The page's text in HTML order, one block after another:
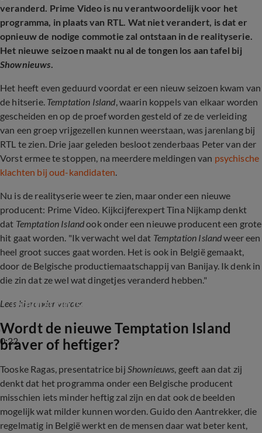
veranderd. Prime Video is nu verantwoordelijk voor het
programma, in plaats van RTL. Wat niet verandert, is dat er
opnieuw de nodige commotie zal ontstaan in de realityserie.
Het nieuwe seizoen maakt nu al de tongen los aan tafel bij
Shownieuws.
Het heeft even geduurd voordat er een nieuw seizoen kwam van
de hitserie. Temptation Island, waarin koppels van elkaar worden
gescheiden en op de proef worden gesteld of ze de verleiding
van een groep vrijgezellen kunnen weerstaan, was jarenlang bij
RTL te zien. Drie jaar geleden besloot zenderbaas Peter van der
Vorst ermee te stoppen, na meerdere meldingen van psychische
klachten bij oud-kandidaten.
Nu is de realityserie weer te zien, maar onder een nieuwe
producent: Prime Video. Kijkcijferexpert Tina Nijkamp denkt
dat Temptation Islandook onder een nieuwe producent een grote
hit gaat worden. "Ik verwacht wel dat Temptation Islandweer een
heel groot succes gaat worden. Het is ook in België gemaakt,
door de Belgische productiemaatschappij van Banijay. Ik denk in
die zin dat ze wel wat dingetjes veranderd hebben."
Lees hieronder verder.
0:22
Prime Video presenteert de koppels van
Temptation Island Benelux
Wordt de nieuwe Temptation Island
braver of heftiger?
Tooske Ragas, presentatrice bij Shownieuws, geeft aan dat zij
denkt dat het programma onder een Belgische producent
misschien iets minder heftig zal zijn en dat ook de beelden
mogelijk wat milder kunnen worden. Guido den Aantrekker, die
regelmatig in België werkt en de mensen daar wat beter kent,